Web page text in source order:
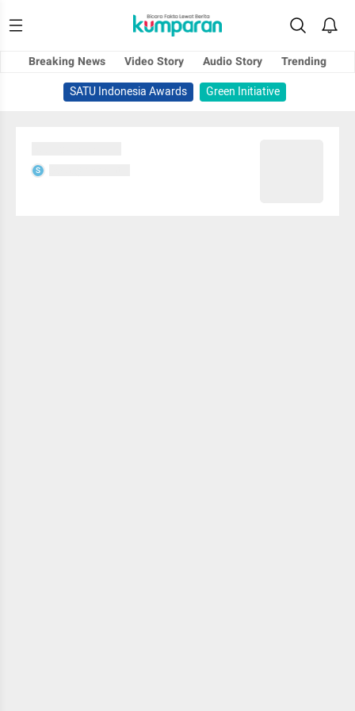
Breaking News Video Story Audio Story
Trending
SATU Indonesia Awards
Green Initiative
S